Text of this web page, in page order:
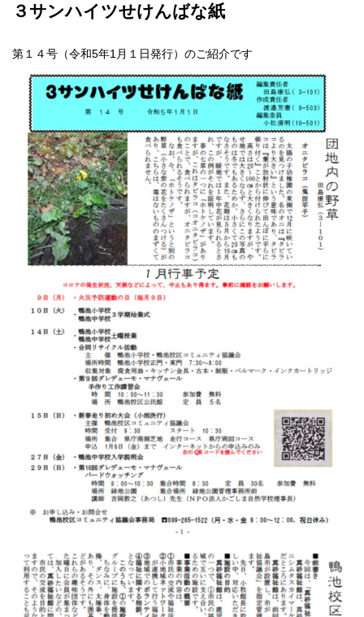
３サンハイツせけんばな紙
第１４号（令和5年1月１日発行）のご紹介です